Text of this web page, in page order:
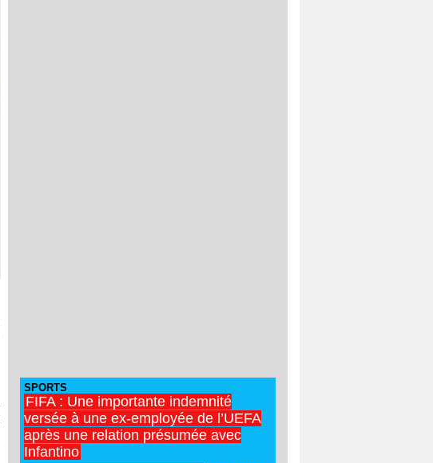
SPORTS
FIFA : Une importante indemnité
versée à une ex-employée de l’UEFA
après une relation présumée avec
Infantino